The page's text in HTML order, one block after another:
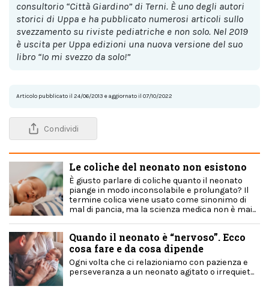
consultorio “Città Giardino” di Terni. È uno degli autori
storici di Uppa e ha pubblicato numerosi articoli sullo
svezzamento su riviste pediatriche e non solo. Nel 2019
è uscita per Uppa edizioni una nuova versione del suo
libro “Io mi svezzo da solo!”
Articolo pubblicato il 24/06/2013 e aggiornato il 07/10/2022
Condividi
Le coliche del neonato non esistono
È giusto parlare di coliche quanto il neonato
piange in modo inconsolabile e prolungato? Il
termine colica viene usato come sinonimo di
mal di pancia, ma la scienza medica non è mai...
Quando il neonato è “nervoso”. Ecco
cosa fare e da cosa dipende
Ogni volta che ci relazioniamo con pazienza e
perseveranza a un neonato agitato o irrequiet...